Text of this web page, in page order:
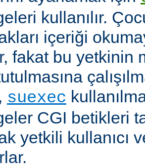
kullanılır.
içeriği
fakat bu yetkinin
tutulmasına
suexec
CGI betikleri
yetkili kullanıcı